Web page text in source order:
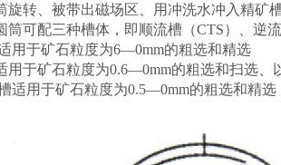
旋转、被带出磁场区、用冲洗水冲入精矿
筒可配三种槽体，即顺流槽（CTS）、逆
用于矿石粒度为6—0mm的粗选和精选
用于矿石粒度为0.6—0mm的粗选和扫选、
适用于矿石粒度为0.5—0mm的粗选和精选